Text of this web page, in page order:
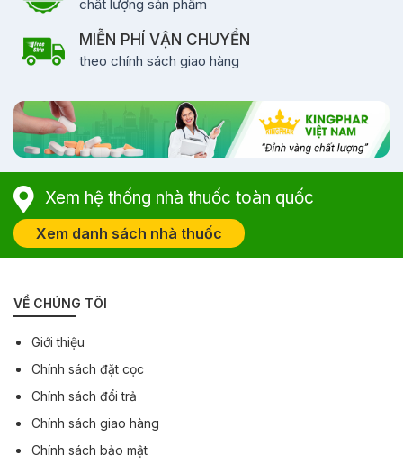
chất lượng sản phẩm
MIỄN PHÍ VẬN CHUYỂN
theo chính sách giao hàng
Xem hệ thống nhà thuốc toàn quốc
Xem danh sách nhà thuốc
VỀ CHÚNG TÔI
Giới thiệu
Chính sách đặt cọc
Chính sách đổi trả
Chính sách giao hàng
Chính sách bảo mật